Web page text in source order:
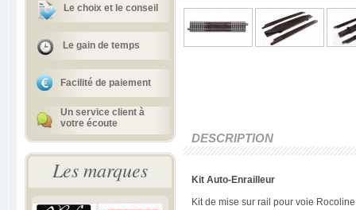
Le choix et le conseil
Le gain de temps
Facilité de paiement
Un service client à
votre écoute
Les marques
DESCRIPTION
Kit Auto-Enrailleur
Kit de mise sur rail pour voie